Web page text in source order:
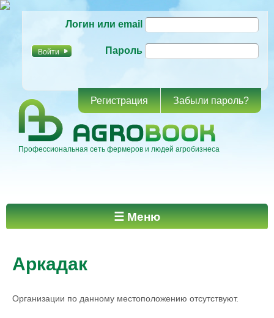
основному
Логин или email
Пароль
Регистрация Забыли пароль?
Профессиональная сеть фермеров и людей агробизнеса
Главное меню ☰ Меню
Аркадак
Организации по данному местоположению отсутствуют.